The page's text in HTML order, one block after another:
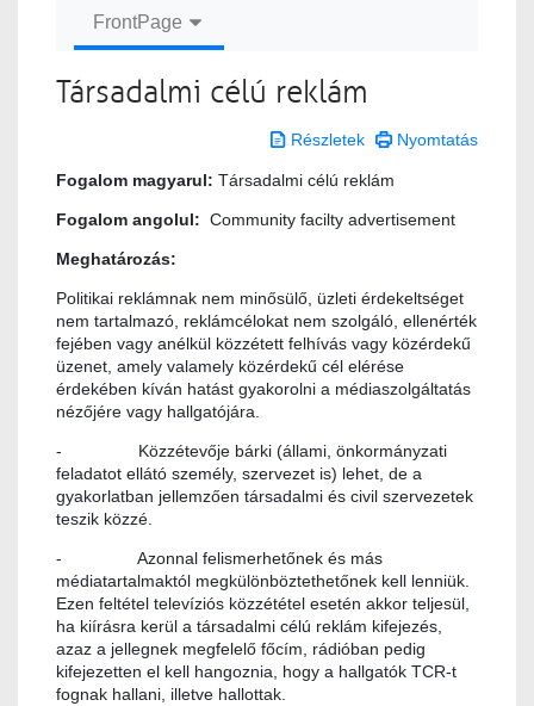
FrontPage
Társadalmi célú reklám
Részletek Nyomtatás
Fogalom magyarul: Társadalmi célú reklám
Fogalom angolul: Community facilty advertisement
Meghatározás:
Politikai reklámnak nem minősülő, üzleti érdekeltséget
nem tartalmazó, reklámcélokat nem szolgáló, ellenérték
fejében vagy anélkül közzétett felhívás vagy közérdekű
üzenet, amely valamely közérdekű cél elérése
érdekében kíván hatást gyakorolni a médiaszolgáltatás
nézőjére vagy hallgatójára.
- Közzétevője bárki (állami, önkormányzati
feladatot ellátó személy, szervezet is) lehet, de a
gyakorlatban jellemzően társadalmi és civil szervezetek
teszik közzé.
- Azonnal felismerhetőnek és más
médiatartalmaktól megkülönböztethetőnek kell lenniük.
Ezen feltétel televíziós közzététel esetén akkor teljesül,
ha kiírásra kerül a társadalmi célú reklám kifejezés,
azaz a jellegnek megfelelő főcím, rádióban pedig
kifejezetten el kell hangoznia, hogy a hallgatók TCR-t
fognak hallani, illetve hallottak.